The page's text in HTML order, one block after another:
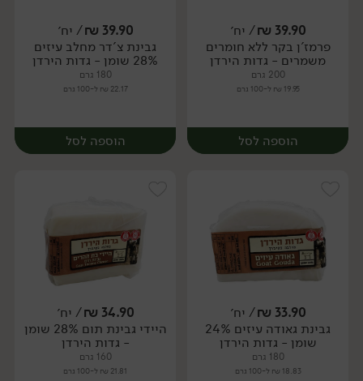
יח׳ יח׳
39.90
₪/ יח׳
פרמז'ן בקר ללא חומרים
משמרים - גדות הירדן
200 גרם
19.95 ₪ ל-100 גרם
הוספה לסל
יח׳
39.90
₪/ יח׳
גבינת צ'דר מחלב עיזים
28% שומן - גדות הירדן
180 גרם
22.17 ₪ ל-100 גרם
הוספה לסל
יח׳
33.90
₪/ יח׳
גבינת גאודה עיזים 24%
שומן - גדות הירדן
180 גרם
18.83 ₪ ל-100 גרם
34.90
₪/ יח׳
היידי גבינת תום 28% שומן
- גדות הירדן
160 גרם
21.81 ₪ ל-100 גרם